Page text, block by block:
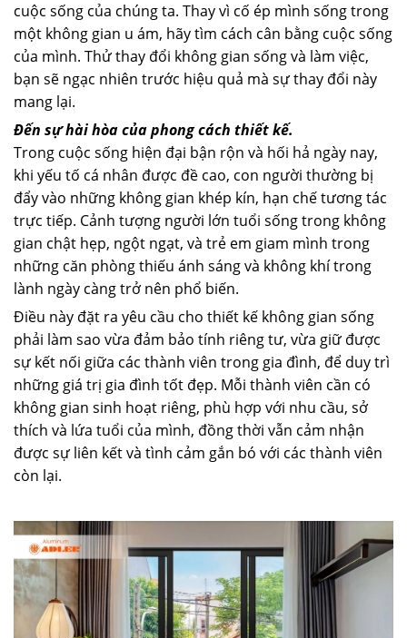
cuộc sống của chúng ta. Thay vì cố ép mình sống trong
một không gian u ám, hãy tìm cách cân bằng cuộc sống
của mình. Thử thay đổi không gian sống và làm việc,
bạn sẽ ngạc nhiên trước hiệu quả mà sự thay đổi này
mang lại.
Đến sự hài hòa của phong cách thiết kế.
Trong cuộc sống hiện đại bận rộn và hối hả ngày nay,
khi yếu tố cá nhân được đề cao, con người thường bị
đẩy vào những không gian khép kín, hạn chế tương tác
trực tiếp. Cảnh tượng người lớn tuổi sống trong không
gian chật hẹp, ngột ngạt, và trẻ em giam mình trong
những căn phòng thiếu ánh sáng và không khí trong
lành ngày càng trở nên phổ biến.
Điều này đặt ra yêu cầu cho thiết kế không gian sống
phải làm sao vừa đảm bảo tính riêng tư, vừa giữ được
sự kết nối giữa các thành viên trong gia đình, để duy trì
những giá trị gia đình tốt đẹp. Mỗi thành viên cần có
không gian sinh hoạt riêng, phù hợp với nhu cầu, sở
thích và lứa tuổi của mình, đồng thời vẫn cảm nhận
được sự liên kết và tình cảm gắn bó với các thành viên
còn lại.